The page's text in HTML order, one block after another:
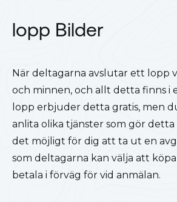
lopp Bilder
När deltagarna avslutar ett lopp
och minnen, och allt detta finns i
lopp erbjuder detta gratis, men
anlita olika tjänster som gör
det möjligt för dig att ta ut en
som deltagarna kan välja att
betala i förväg för vid anmälan.